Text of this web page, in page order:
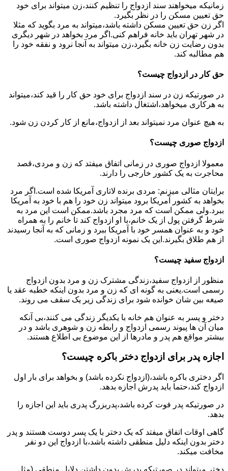
زمانیکه میخواهند سند ازدواج را تنظیم کنند،زن میتواند برای خود
حق تعیین مسکن را در نظر بگیرد.
اگر زن حق تعیین مسکن داشته باشد،میتواند به مرد بگوید که مثلا
در شهر تهران باید خانه فراهم کنی.اگر مرد بخواهد در شهر دیگری
بدون رضایت زن خانه بگیرد،زن میتواند به آنجا نرود و نفقه خود را
هم مطالبه کند.
حق کار در ازدواج چیست؟
در صورتیکه زن در سند ازدواج برای خود حق کار را قید کند،میتواند
به هرکاری میخواهد،اشتغال داشته باشد.
به هیچ عنوان مرد نمیتواند بعد از ازدواج،مانع از کار کردن زن شود.
ازدواج صوری چیست؟
معمولا ازدواج صوری در زمانی اتفاق میفتد که زن و مردی،قصد
محاجرت به یک کشور خارجی را دارند.
برایتان مثالی میزنم: مردی برنده لاتاری آمریکا شده است.اگر مرد
بخواهد به کشور آمریکا برود میتواند زن خود را هم با خود به آمریکا
ببرد.ولی ممکن است که مرد مجرد باشد.ممکن است این مرد به
شرط گرفتن پول از یک خانم،با او ازدواج کند تا خانم را به همراه
خود و به عنوان همسر خود با آمریکا ببرد و زمانی که به آنجا رسیدند
از هم طلاق بگیرند.این یک نمونه ازدواج صوری است.
ازدواج سفید چیست؟
منظور از ازدواج سفید،زندگی مشترک زن و مرد بدون ازدواج
رسمی است.یعنی به گونه ای که زن و مرد بدون اینکه خطبه عقد یا
صیغه بین شان خوانده شود برای زندگی زیر یک سقف می روند.
دختر و پسر به عنوان هم خانه با یکدیگر زندگی می کنند،بی آنکه
میان آن ها پیوند رسمی ازدواج و رابطه زن و شوهری باشد و در
بیشتر مواقع هم پدر و مادرها از این موضوع بی اطلاع هستند.
اجازه پدر برای ازدواج دختر باکره چیست؟
اگر دختری باکره باشد،(ازدواج نکرده باشد) و بخواهد برای بار اول
ازدواج کند،حتما باید پدرش اجازه بدهد.
در صورتیکه پدر فوت کرده باشد،پدربزرگ پدری باید این اجازه را
بدهد.
گاهی اوقات اتفاق میفتد که یک دختر با یک پسر دوست هستند و پدر
دختر بدون اینکه دلیل منطقی داشته باشد،با ازدواج این دو نفر
مخافت میکند.
دختر میتواند در صورتیکه پدرش بدون داشتن دلایل منطقی (مثل